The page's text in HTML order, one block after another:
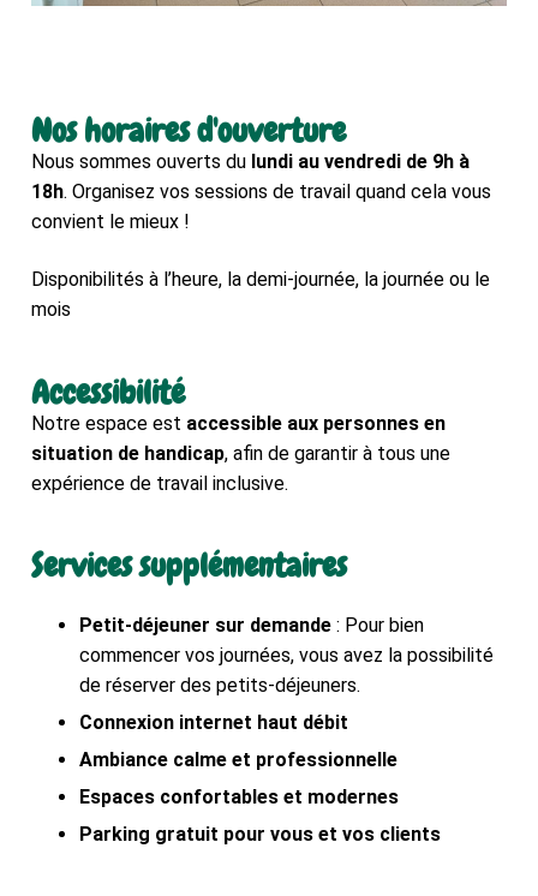
Nos horaires d'ouverture
Nous sommes ouverts du lundi au vendredi de 9h à
18h. Organisez vos sessions de travail quand cela vous
convient le mieux !
Disponibilités à l’heure, la demi-journée, la journée ou le
mois
Accessibilité
Notre espace est accessible aux personnes en
situation de handicap, afin de garantir à tous une
expérience de travail inclusive.
Services supplémentaires
Petit-déjeuner sur demande : Pour bien
commencer vos journées, vous avez la possibilité
de réserver des petits-déjeuners.
Connexion internet haut débit
Ambiance calme et professionnelle
Espaces confortables et modernes
Parking gratuit pour vous et vos clients